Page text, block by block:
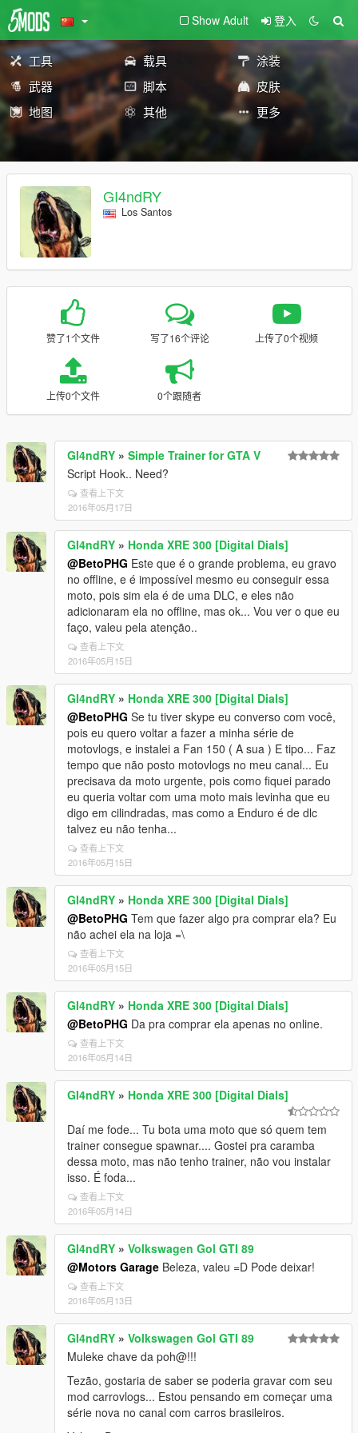
Show Adult 登入
工具 载具
涂装
武器
脚本
皮肤
地图
其他 更多
GI4ndRY
Los Santos
赞了1个文件 写了16个评论 上传了0个视频
上传0个文件 0个跟随者
GI4ndRY » Simple Trainer for GTA V
Script Hook.. Need?
查看上下文
2016年05月17日
GI4ndRY » Honda XRE 300 [Digital Dials]
@BetoPHG Este que é o grande problema, eu gravo
no offline, e é impossível mesmo eu conseguir essa
moto, pois sim ela é de uma DLC, e eles não
adicionaram ela no offline, mas ok... Vou ver o que eu
faço, valeu pela atenção..
查看上下文
2016年05月15日
GI4ndRY » Honda XRE 300 [Digital Dials]
@BetoPHG Se tu tiver skype eu converso com você,
pois eu quero voltar a fazer a minha série de
motovlogs, e instalei a Fan 150 ( A sua ) E tipo... Faz
tempo que não posto motovlogs no meu canal... Eu
precisava da moto urgente, pois como fiquei parado
eu queria voltar com uma moto mais levinha que eu
digo em cilindradas, mas como a Enduro é de dlc
talvez eu não tenha...
查看上下文
2016年05月15日
GI4ndRY » Honda XRE 300 [Digital Dials]
@BetoPHG Tem que fazer algo pra comprar ela? Eu
não achei ela na loja =\
查看上下文
2016年05月15日
GI4ndRY » Honda XRE 300 [Digital Dials]
@BetoPHG Da pra comprar ela apenas no online.
查看上下文
2016年05月14日
GI4ndRY » Honda XRE 300 [Digital Dials]
Daí me fode... Tu bota uma moto que só quem tem
trainer consegue spawnar.... Gostei pra caramba
dessa moto, mas não tenho trainer, não vou instalar
isso. É foda...
查看上下文
2016年05月14日
GI4ndRY » Volkswagen Gol GTI 89
@Motors Garage Beleza, valeu =D Pode deixar!
查看上下文
2016年05月13日
GI4ndRY » Volkswagen Gol GTI 89
Muleke chave da poh@!!!
Tezão, gostaria de saber se poderia gravar com seu
mod carrovlogs... Estou pensando em começar uma
série nova no canal com carros brasileiros.